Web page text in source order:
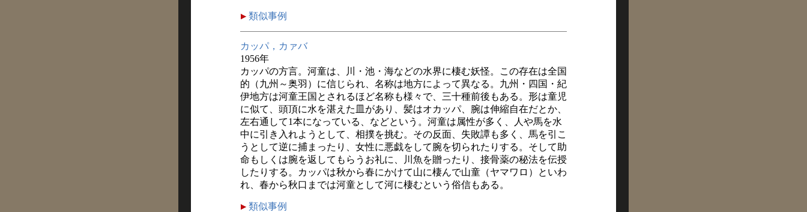
類似事例
カッパ，カァバ
1956年
カッパの方言。河童は、川・池・海などの水界に棲む妖怪。この存在は全国
的（九州～奥羽）に信じられ、名称は地方によって異なる。九州・四国・紀
伊地方は河童王国とされるほど名称も様々で、三十種前後もある。形は童児
に似て、頭頂に水を湛えた皿があり、髪はオカッパ、腕は伸縮自在だとか、
左右通して1本になっている、などという。河童は属性が多く、人や馬を水
中に引き入れようとして、相撲を挑む。その反面、失敗譚も多く、馬を引こ
うとして逆に捕まったり、女性に悪戯をして腕を切られたりする。そして助
命もしくは腕を返してもらうお礼に、川魚を贈ったり、接骨薬の秘法を伝授
したりする。カッパは秋から春にかけて山に棲んで山童（ヤマワロ）といわ
れ、春から秋口までは河童として河に棲むという俗信もある。
類似事例